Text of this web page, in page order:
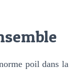
poil dans